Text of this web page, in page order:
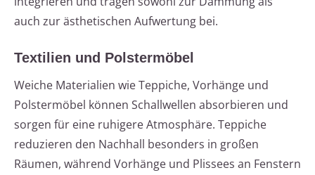
auch zur ästhetischen Aufwertung bei.
Textilien und Polstermöbel
Weiche Materialien wie Teppiche, Vorhänge und
Polstermöbel können Schallwellen absorbieren und
sorgen für eine ruhigere Atmosphäre. Teppiche
reduzieren den Nachhall besonders in großen
Räumen, während Vorhänge und Plissees an Fenstern